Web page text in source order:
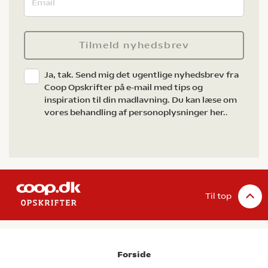
Tilmeld nyhedsbrev
Ja, tak. Send mig det ugentlige nyhedsbrev fra
Coop Opskrifter på e-mail med tips og
inspiration til din madlavning. Du kan læse om
vores behandling af personoplysninger her..
Til top
Forside